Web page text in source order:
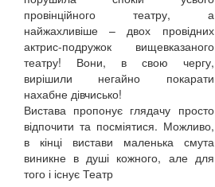
провінційного театру, а
найжахливіше – двох провідних
актрис-подружок вищевказаного
театру! Вони, в свою чергу,
вирішили негайно покарати
нахабне дівчисько!
Вистава пропонує глядачу просто
відпочити та посміятися. Можливо,
в кінці вистави маленька смута
виникне в душі кожного, але для
того і існує Театр